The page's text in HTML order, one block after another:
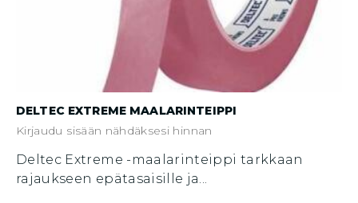
DELTEC EXTREME MAALARINTEIPPI
Kirjaudu sisään nähdäksesi hinnan
Deltec Extreme -maalarinteippi tarkkaan
rajaukseen epätasaisille ja...